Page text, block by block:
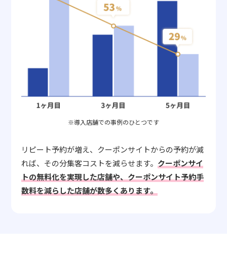
※導入店舗での事例のひとつです
リピート予約が増え、クーポンサイトからの予約が減
れば、その分集客コストを減らせます。クーポンサイ
トの無料化を実現した店舗や、クーポンサイト予約手
数料を減らした店舗が数多くあります。